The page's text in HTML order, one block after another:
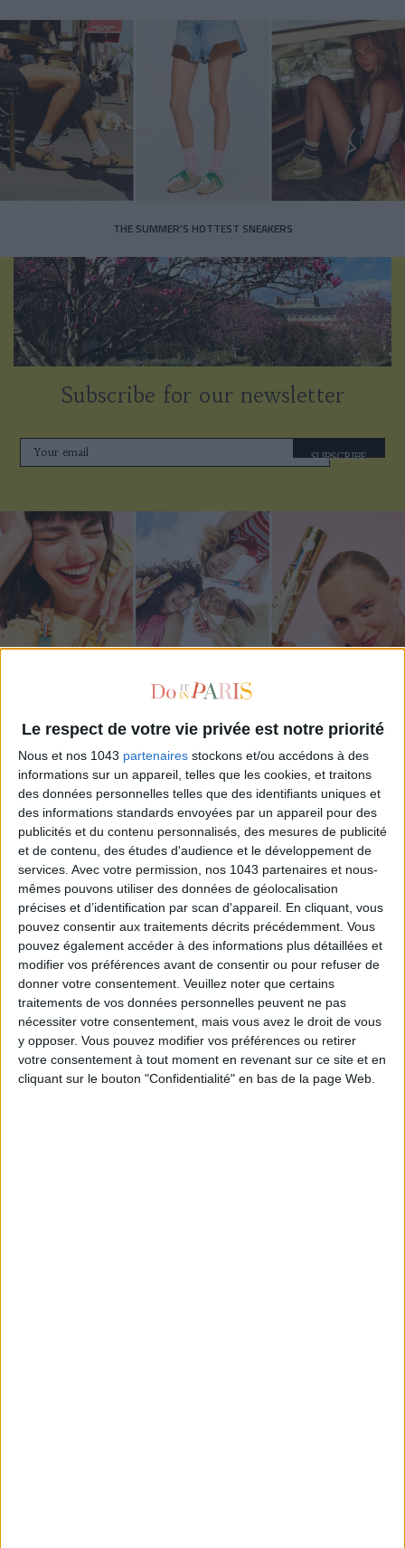
Le respect de votre vie privée est notre priorité
Nous et nos 1043 partenaires stockons et/ou accédons à des
informations sur un appareil, telles que les cookies, et traitons
des données personnelles telles que des identifiants uniques et
des informations standards envoyées par un appareil pour des
publicités et du contenu personnalisés, des mesures de publicité
et de contenu, des études d'audience et le développement de
services. Avec votre permission, nos 1043 partenaires et nous-
mêmes pouvons utiliser des données de géolocalisation
précises et d’identification par scan d'appareil. En cliquant, vous
pouvez consentir aux traitements décrits précédemment. Vous
pouvez également accéder à des informations plus détaillées et
modifier vos préférences avant de consentir ou pour refuser de
donner votre consentement. Veuillez noter que certains
traitements de vos données personnelles peuvent ne pas
nécessiter votre consentement, mais vous avez le droit de vous
y opposer. Vous pouvez modifier vos préférences ou retirer
votre consentement à tout moment en revenant sur ce site et en
cliquant sur le bouton "Confidentialité" en bas de la page Web.
THE SUMMER’S HOTTEST SNEAKERS
Subscribe for our newsletter
SUBSCRIBE
FRAGRANCES
15 IDEAS FOR ENJOYING AUGUST IN PARIS